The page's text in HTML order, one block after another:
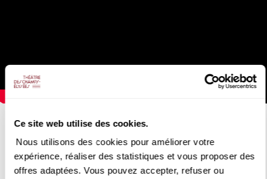
Ce site web utilise des cookies.
Nous utilisons des cookies pour améliorer votre
expérience, réaliser des statistiques et vous proposer des
offres adaptées. Vous pouvez accepter, refuser ou
VANNINA SANTONI, SAIMIR PIRGU
07/01/2020